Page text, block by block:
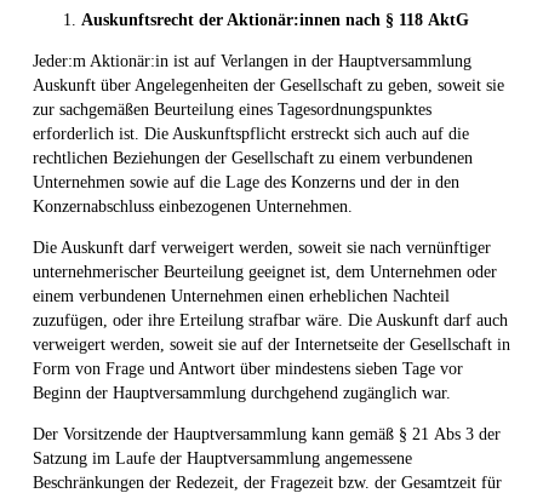
Auskunftsrecht der Aktionär:innen nach § 118 AktG
Jeder:m Aktionär:in ist auf Verlangen in der Hauptversammlung
Auskunft über Angelegenheiten der Gesellschaft zu geben, soweit sie
zur sachgemäßen Beurteilung eines Tagesordnungspunktes
erforderlich ist. Die Auskunftspflicht erstreckt sich auch auf die
rechtlichen Beziehungen der Gesellschaft zu einem verbundenen
Unternehmen sowie auf die Lage des Konzerns und der in den
Konzernabschluss einbezogenen Unternehmen.
Die Auskunft darf verweigert werden, soweit sie nach vernünftiger
unternehmerischer Beurteilung geeignet ist, dem Unternehmen oder
einem verbundenen Unternehmen einen erheblichen Nachteil
zuzufügen, oder ihre Erteilung strafbar wäre. Die Auskunft darf auch
verweigert werden, soweit sie auf der Internetseite der Gesellschaft in
Form von Frage und Antwort über mindestens sieben Tage vor
Beginn der Hauptversammlung durchgehend zugänglich war.
Der Vorsitzende der Hauptversammlung kann gemäß § 21 Abs 3 der
Satzung im Laufe der Hauptversammlung angemessene
Beschränkungen der Redezeit, der Fragezeit bzw. der Gesamtzeit für